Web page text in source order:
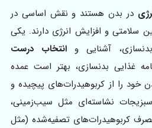
در بدن هستند و نقش اساسی در
سلامتی و افزایش انرژی دارند. یکی
آشنایی و انتخاب درست
غذایی بدنسازی، بهتر است عمده
خود را از کربوهیدرات‌های پیچیده و
سبزیجات نشاسته‌ای مثل سیب‌زمینی،
کربوهیدرات‌های تصفیه‌شده (مثل